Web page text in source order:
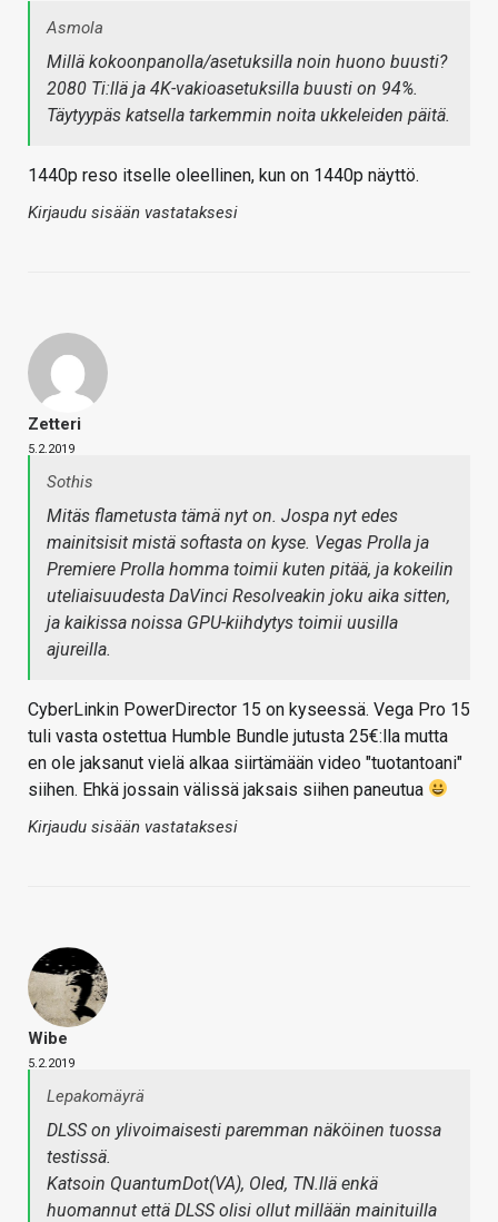
Asmola
Millä kokoonpanolla/asetuksilla noin huono buusti?
2080 Ti:llä ja 4K-vakioasetuksilla buusti on 94%.
Täytyypäs katsella tarkemmin noita ukkeleiden päitä.
1440p reso itselle oleellinen, kun on 1440p näyttö.
Kirjaudu sisään vastataksesi
Zetteri
5.2.2019
Sothis
Mitäs flametusta tämä nyt on. Jospa nyt edes
mainitsisit mistä softasta on kyse. Vegas Prolla ja
Premiere Prolla homma toimii kuten pitää, ja kokeilin
uteliaisuudesta DaVinci Resolveakin joku aika sitten,
ja kaikissa noissa GPU-kiihdytys toimii uusilla
ajureilla.
CyberLinkin PowerDirector 15 on kyseessä. Vega Pro 15
tuli vasta ostettua Humble Bundle jutusta 25€:lla mutta
en ole jaksanut vielä alkaa siirtämään video "tuotantoani"
siihen. Ehkä jossain välissä jaksais siihen paneutua
Kirjaudu sisään vastataksesi
Wibe
5.2.2019
Lepakomäyrä
DLSS on ylivoimaisesti paremman näköinen tuossa
testissä.
Katsoin QuantumDot(VA), Oled, TN.llä enkä
huomannut että DLSS olisi ollut millään mainituilla